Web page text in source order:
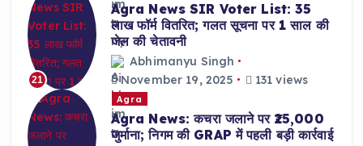
21
Agra News SIR Voter List: 35
लाख फॉर्म वितरित; गलत सूचना पर 1 साल की
जेल की चेतावनी
Abhimanyu Singh
November 19, 2025
131 views
Agra
Agra News: कचरा जलाने पर ₹25,000
जुर्माना; निगम की GRAP में पहली बड़ी कार्रवाई